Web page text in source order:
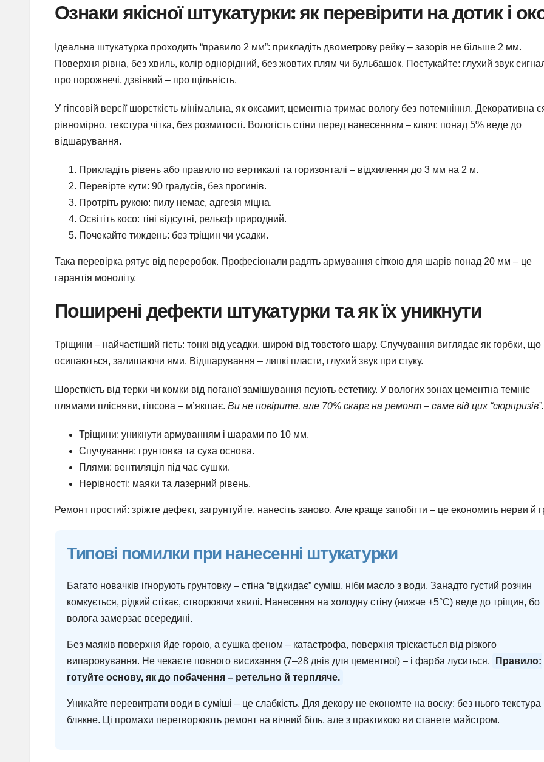
Ознаки якісної штукатурки: як перевірити на дотик і
Ідеальна штукатурка проходить “правило 2 мм”: прикладіть двометрову рейку – зазорів не більше 2 мм.
Поверхня рівна, без хвиль, колір однорідний, без жовтих плям чи бульбашок. Постукайте: глухий звук
про порожнечі, дзвінкий – про щільність.
У гіпсовій версії шорсткість мінімальна, як оксамит, цементна тримає вологу без потемніння. Декоративна
рівномірно, текстура чітка, без розмитості. Вологість стіни перед нанесенням – ключ: понад 5% веде до
відшарування.
Прикладіть рівень або правило по вертикалі та горизонталі – відхилення до 3 мм на 2 м.
Перевірте кути: 90 градусів, без прогинів.
Протріть рукою: пилу немає, адгезія міцна.
Освітіть косо: тіні відсутні, рельєф природний.
Почекайте тиждень: без тріщин чи усадки.
Така перевірка рятує від переробок. Професіонали радять армування сіткою для шарів понад 20 мм – це
гарантія моноліту.
Поширені дефекти штукатурки та як їх уникнути
Тріщини – найчастіший гість: тонкі від усадки, широкі від товстого шару. Спучування виглядає як горбки, що
осипаються, залишаючи ями. Відшарування – липкі пласти, глухий звук при стуку.
Шорсткість від терки чи комки від поганої замішування псують естетику. У вологих зонах цементна темніє
плямами плісняви, гіпсова – м’якшає. Ви не повірите, але 70% скарг на ремонт – саме від цих “сюрпризів”.
Тріщини: уникнути армуванням і шарами по 10 мм.
Спучування: грунтовка та суха основа.
Плями: вентиляція під час сушки.
Нерівності: маяки та лазерний рівень.
Ремонт простий: зріжте дефект, загрунтуйте, нанесіть заново. Але краще запобігти – це економить нерви й
Типові помилки при нанесенні штукатурки
Багато новачків ігнорують грунтовку – стіна “відкидає” суміш, ніби масло з води. Занадто густий розчин
комкується, рідкий стікає, створюючи хвилі. Нанесення на холодну стіну (нижче +5°C) веде до тріщин, бо
волога замерзає всередині.
Без маяків поверхня йде горою, а сушка феном – катастрофа, поверхня тріскається від різкого
випаровування. Не чекаєте повного висихання (7–28 днів для цементної) – і фарба луситься.
Правило:
готуйте основу, як до побачення – ретельно й терпляче.
Уникайте перевитрати води в суміші – це слабкість. Для декору не економте на воску: без нього текстура
блякне. Ці промахи перетворюють ремонт на вічний біль, але з практикою ви станете майстром.